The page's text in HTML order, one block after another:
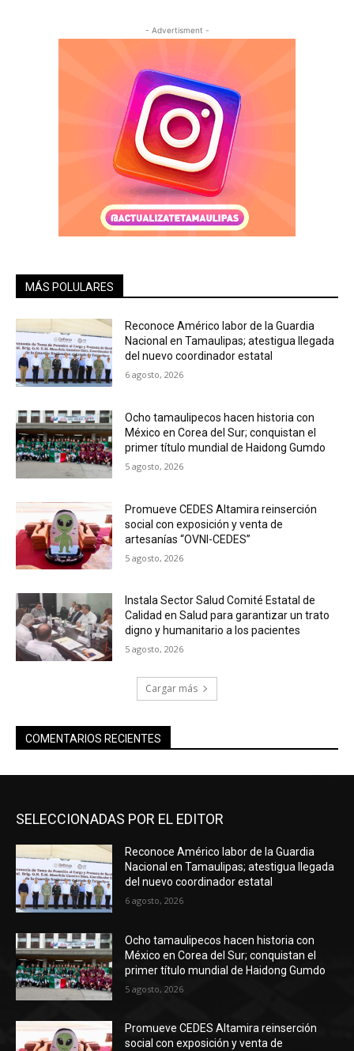
- Advertisment -
MÁS POLULARES
Reconoce Américo labor de la Guardia
Nacional en Tamaulipas; atestigua llegada
del nuevo coordinador estatal
6 agosto, 2026
Ocho tamaulipecos hacen historia con
México en Corea del Sur; conquistan el
primer título mundial de Haidong Gumdo
5 agosto, 2026
Promueve CEDES Altamira reinserción
social con exposición y venta de
artesanías “OVNI-CEDES”
5 agosto, 2026
Instala Sector Salud Comité Estatal de
Calidad en Salud para garantizar un trato
digno y humanitario a los pacientes
5 agosto, 2026
Cargar más
COMENTARIOS RECIENTES
SELECCIONADAS POR EL EDITOR
Reconoce Américo labor de la Guardia
Nacional en Tamaulipas; atestigua llegada
del nuevo coordinador estatal
6 agosto, 2026
Ocho tamaulipecos hacen historia con
México en Corea del Sur; conquistan el
primer título mundial de Haidong Gumdo
5 agosto, 2026
Promueve CEDES Altamira reinserción
social con exposición y venta de